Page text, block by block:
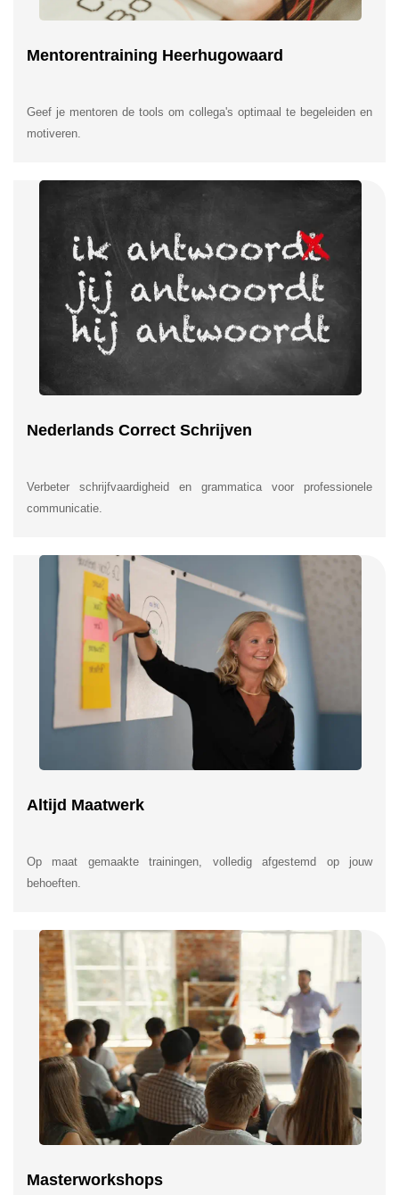
Mentorentraining Heerhugowaard
Geef je mentoren de tools om collega's optimaal te begeleiden en
motiveren.
Nederlands Correct Schrijven
Verbeter schrijfvaardigheid en grammatica voor professionele
communicatie.
Altijd Maatwerk
Op maat gemaakte trainingen, volledig afgestemd op jouw
behoeften.
Masterworkshops